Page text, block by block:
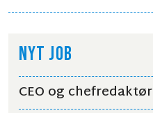
NYT JOB
CEO og chefredaktør